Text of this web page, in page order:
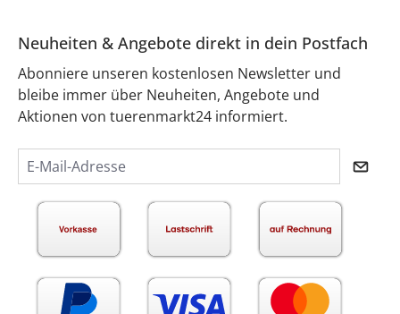
Neuheiten & Angebote direkt in dein Postfach
Abonniere unseren kostenlosen Newsletter und
bleibe immer über Neuheiten, Angebote und
Aktionen von tuerenmarkt24 informiert.